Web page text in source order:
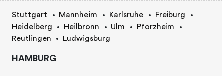
Stuttgart Mannheim Karlsruhe
Freiburg
Heidelberg
Heilbronn Ulm
Pforzheim
Reutlingen
Ludwigsburg
HAMBURG